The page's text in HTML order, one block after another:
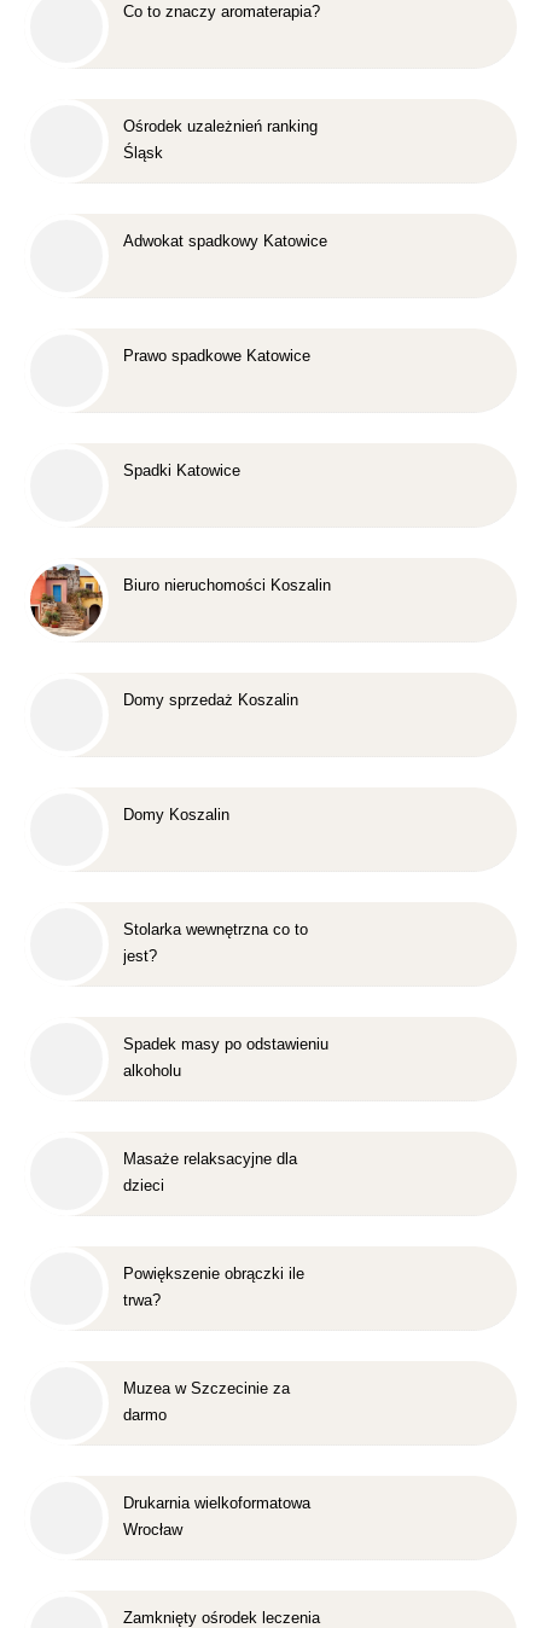
Co to znaczy aromaterapia?
Ośrodek uzależnień ranking
Śląsk
Adwokat spadkowy Katowice
Prawo spadkowe Katowice
Spadki Katowice
Biuro nieruchomości Koszalin
Domy sprzedaż Koszalin
Domy Koszalin
Stolarka wewnętrzna co to
jest?
Spadek masy po odstawieniu
alkoholu
Masaże relaksacyjne dla
dzieci
Powiększenie obrączki ile
trwa?
Muzea w Szczecinie za
darmo
Drukarnia wielkoformatowa
Wrocław
Zamknięty ośrodek leczenia